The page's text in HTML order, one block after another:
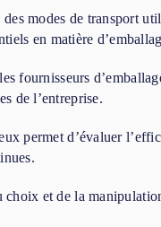
modes de transport
en matière
fournisseurs
de l’entreprise.
permet d’évaluer
choix et de la